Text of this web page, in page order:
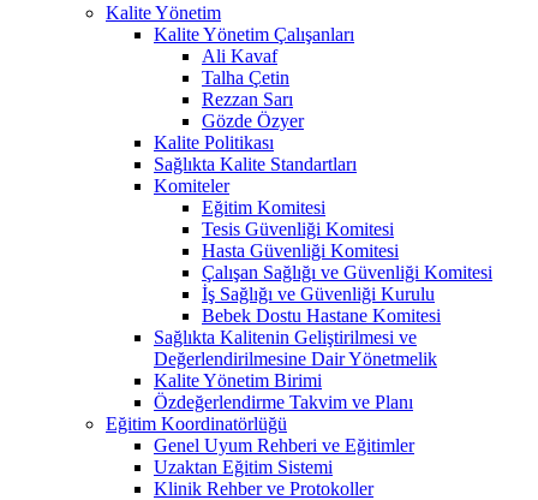
Kalite Yönetim
Kalite Yönetim Çalışanları
Ali Kavaf
Talha Çetin
Rezzan Sarı
Gözde Özyer
Kalite Politikası
Sağlıkta Kalite Standartları
Komiteler
Eğitim Komitesi
Tesis Güvenliği Komitesi
Hasta Güvenliği Komitesi
Çalışan Sağlığı ve Güvenliği Komitesi
İş Sağlığı ve Güvenliği Kurulu
Bebek Dostu Hastane Komitesi
Sağlıkta Kalitenin Geliştirilmesi ve
Değerlendirilmesine Dair Yönetmelik
Kalite Yönetim Birimi
Özdeğerlendirme Takvim ve Planı
Eğitim Koordinatörlüğü
Genel Uyum Rehberi ve Eğitimler
Uzaktan Eğitim Sistemi
Klinik Rehber ve Protokoller